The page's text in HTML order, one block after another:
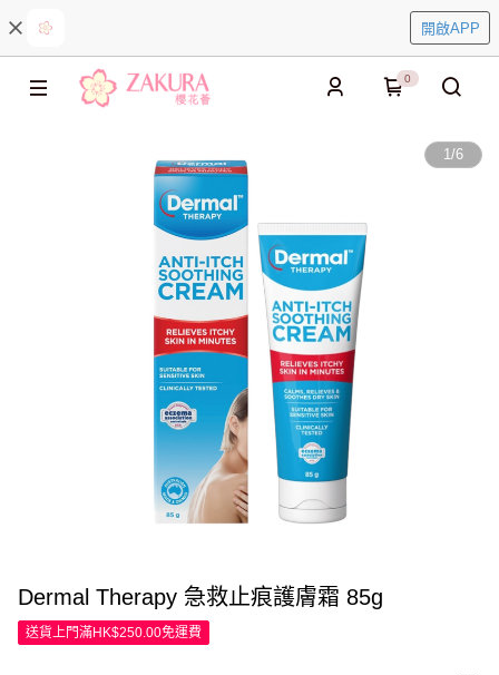
開啟APP
0
1/6
Dermal Therapy 急救止痕護膚霜 85g
送貨上門滿HK$250.00免運費